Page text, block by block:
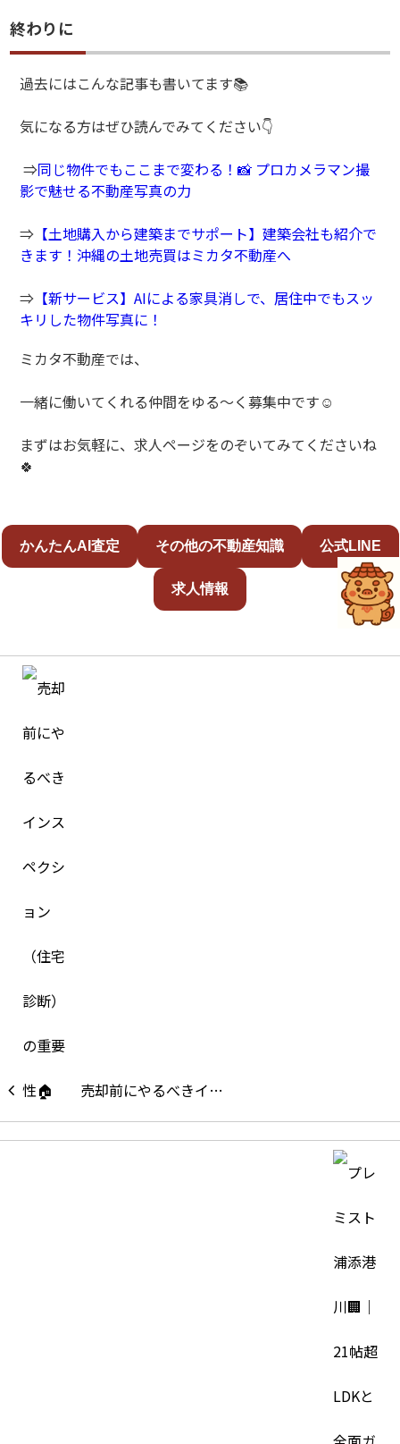
終わりに
過去にはこんな記事も書いてます📚
気になる方はぜひ読んでみてください👇
⇒同じ物件でもここまで変わる！📸 プロカメラマン撮
影で魅せる不動産写真の力
⇒ 【土地購入から建築までサポート】建築会社も紹介で
きます！沖縄の土地売買はミカタ不動産へ
⇒ 【新サービス】AIによる家具消しで、居住中でもスッ
キリした物件写真に！
ミカタ不動産では、
一緒に働いてくれる仲間をゆる～く募集中です☺️
まずはお気軽に、求人ページをのぞいてみてくださいね
🍀
かんたんAI査定 その他の不動産知識 公式LINE
求人情報
売却前にやるべきイ…